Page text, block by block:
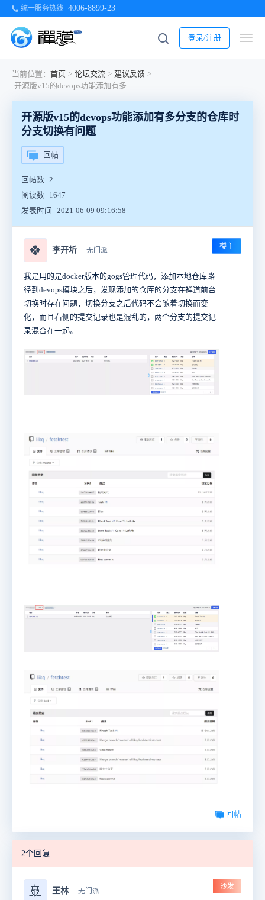
统一服务热线 4006-8899-23
登录/注册
当前位置： 首页 > 论坛交流 > 建议反馈 >
开源版v15的devops功能添加有多分支的仓库时分支切换有问题
开源版v15的devops功能添加有多分支的仓库时
分支切换有问题
回帖
回帖数 2
阅读数 1647
发表时间
2021-06-09 09:16:58
🍀 李开圻 无门派 楼主
我是用的是docker版本的gogs管理代码，添加本地仓库路
径到devops模块之后，发现添加的仓库的分支在禅道前台
切换时存在问题，切换分支之后代码不会随着切换而变
化，而且右侧的提交记录也是混乱的，两个分支的提交记
录混合在一起。
回帖
2个回复
🚢 王林 无门派
沙发